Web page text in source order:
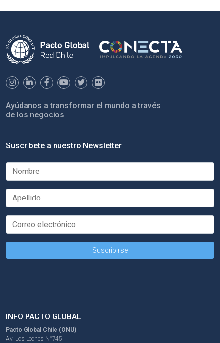
Ayúdanos a transformar el mundo a través
de los negocios
Suscríbete a nuestro Newsletter
INFO PACTO GLOBAL
Pacto Global Chile (ONU)
Av. Los Leones N°745